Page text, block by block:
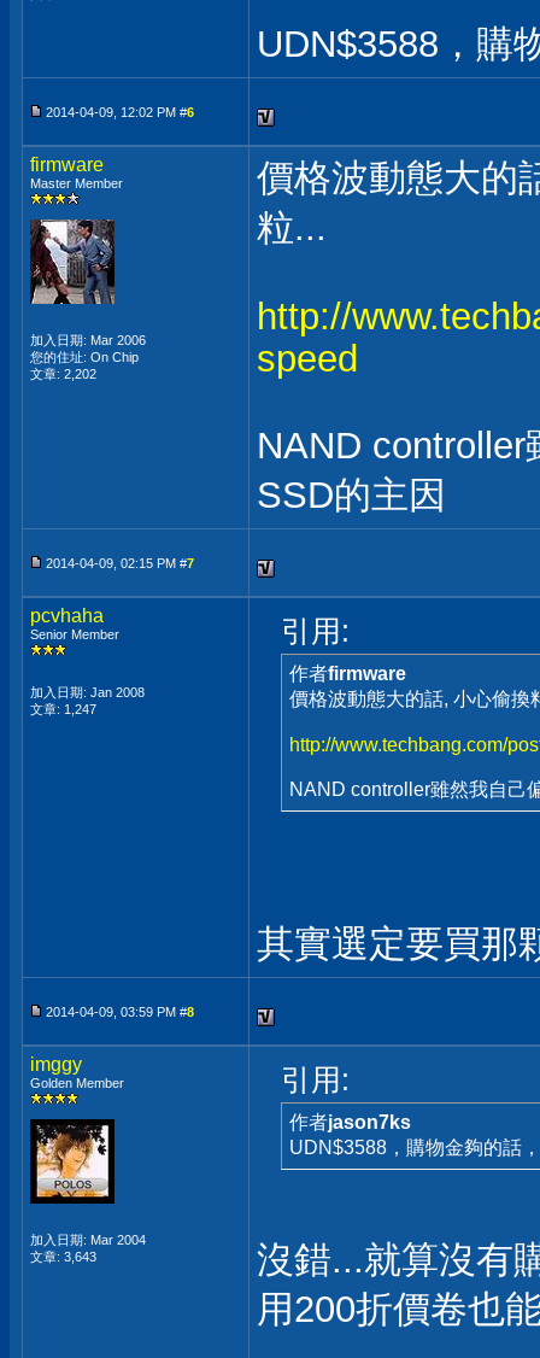
UDN$3588，購
2014-04-09, 12:02 PM #6
firmware
Master Member
加入日期: Mar 2006
您的住址: On Chip
文章: 2,202
價格波動態大的
粒...
http://
speed
NAND
SSD的主因
2014-04-09, 02:15 PM #7
pcvhaha
Senior Member
加入日期: Jan 2008
文章: 1,247
引用:
作者firmware
價格波動態大的話, 小心偷換
http://www.techbang.com/
NAND controller雖然我自己
其實選定要買那
2014-04-09, 03:59 PM #8
imggy
Golden Member
加入日期: Mar 2004
文章: 3,643
引用:
作者jason7ks
UDN$3588，購物金夠的話
沒錯...就算沒有
用200折價卷也